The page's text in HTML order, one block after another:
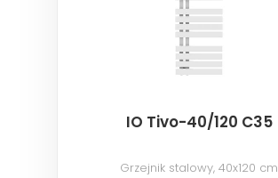
IO Tivo-40/120 C35
Grzejnik stalowy, 40x120 cm